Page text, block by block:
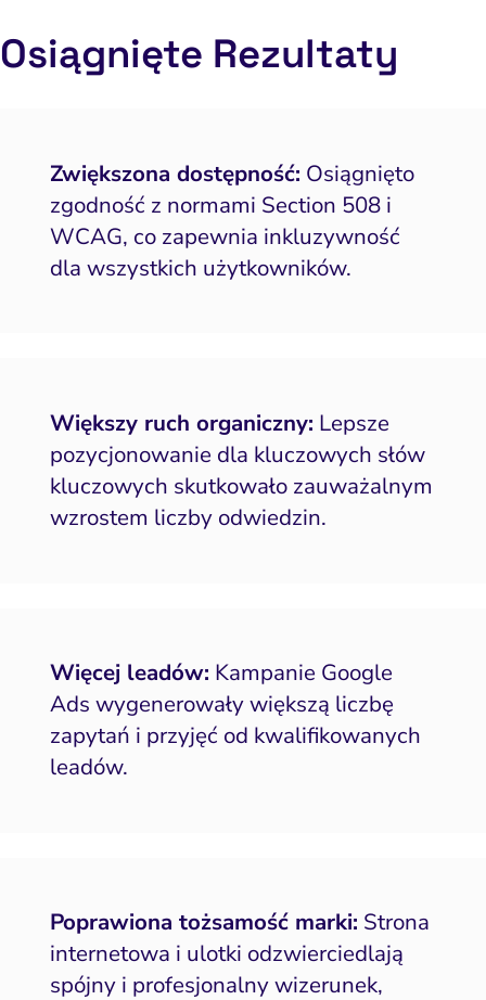
Osiągnięte Rezultaty
Zwiększona dostępność: Osiągnięto
zgodność z normami Section 508 i
WCAG, co zapewnia inkluzywność
dla wszystkich użytkowników.
Większy ruch organiczny: Lepsze
pozycjonowanie dla kluczowych słów
kluczowych skutkowało zauważalnym
wzrostem liczby odwiedzin.
Więcej leadów: Kampanie Google
Ads wygenerowały większą liczbę
zapytań i przyjęć od kwalifikowanych
leadów.
Poprawiona tożsamość marki: Strona
internetowa i ulotki odzwierciedlają
spójny i profesjonalny wizerunek,